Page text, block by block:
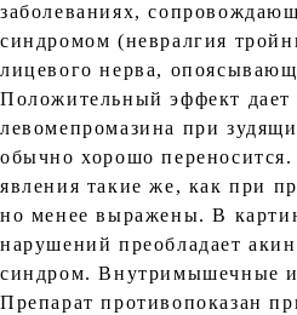
заболеваниях,
синдромом (невралгия
лицевого нерва,
Положительный эффект дает
левомепромазина при
обычно хорошо
явления такие же, как при
но менее выражены. В
нарушений преобладает
синдром. Внутримышечные
Препарат противопоказан